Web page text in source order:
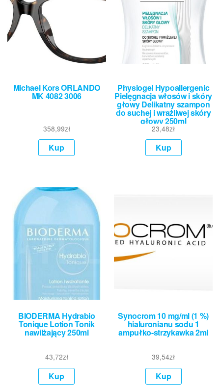
Michael Kors ORLANDO
MK 4082 3006
358,99zł
Kup
Physiogel Hypoallergenic
Pielęgnacja włosów i skóry
głowy Delikatny szampon
do suchej i wrażliwej skóry
głowy 250ml
23,48zł
Kup
BIODERMA Hydrabio
Tonique Lotion Tonik
nawilżający 250ml
43,72zł
Kup
Synocrom 10 mg/ml (1 %)
hialuronianu sodu 1
ampułko-strzykawka 2ml
39,54zł
Kup